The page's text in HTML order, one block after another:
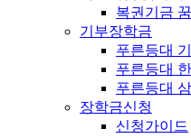
복권기금
기부장학금
푸른등대
푸른등대
푸른등대
장학금신청
신청가이드